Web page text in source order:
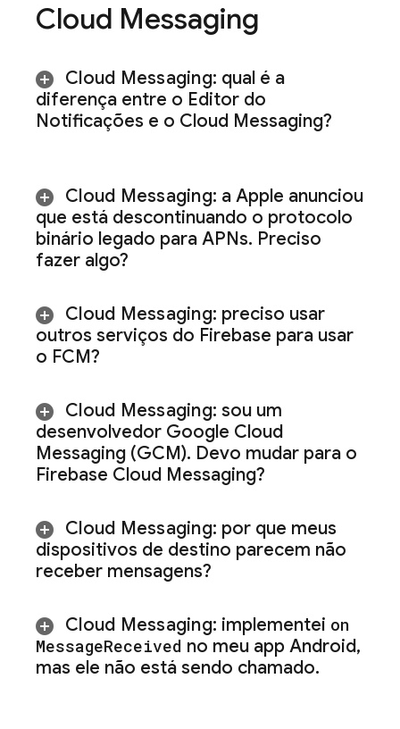
Cloud Messaging
Cloud Messaging: qual é a
diferença entre o Editor do
Notificações e o Cloud Messaging?
Cloud Messaging: a Apple anunciou
que está descontinuando o protocolo
binário legado para APNs. Preciso
fazer algo?
Cloud Messaging: preciso usar
outros serviços do Firebase para usar
o FCM?
Cloud Messaging: sou um
desenvolvedor Google Cloud
Messaging (GCM). Devo mudar para o
Firebase Cloud Messaging?
Cloud Messaging: por que meus
dispositivos de destino parecem não
receber mensagens?
Cloud Messaging: implementei on
MessageReceived no meu app Android,
mas ele não está sendo chamado.